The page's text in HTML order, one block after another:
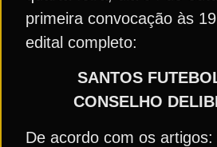
primeira convocação às
edital completo:
SANTOS
CONSELHO
De acordo com os artigos: